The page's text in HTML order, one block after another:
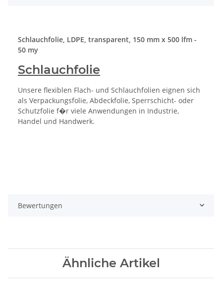
Schlauchfolie, LDPE, transparent, 150 mm x 500 lfm -
50 my
Schlauchfolie
Unsere flexiblen Flach- und Schlauchfolien eignen sich
als Verpackungsfolie, Abdeckfolie, Sperrschicht- oder
Schutzfolie f�r viele Anwendungen in Industrie,
Handel und Handwerk.
Bewertungen
Ähnliche Artikel